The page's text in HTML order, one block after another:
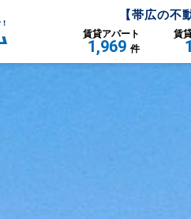
【帯広の不
賃貸アパート
1,969 件
賃